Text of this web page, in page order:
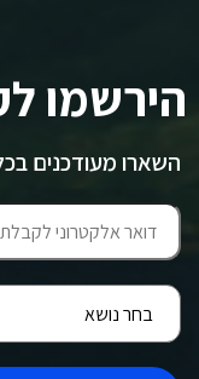
הירשמו
השארו מעודכנים